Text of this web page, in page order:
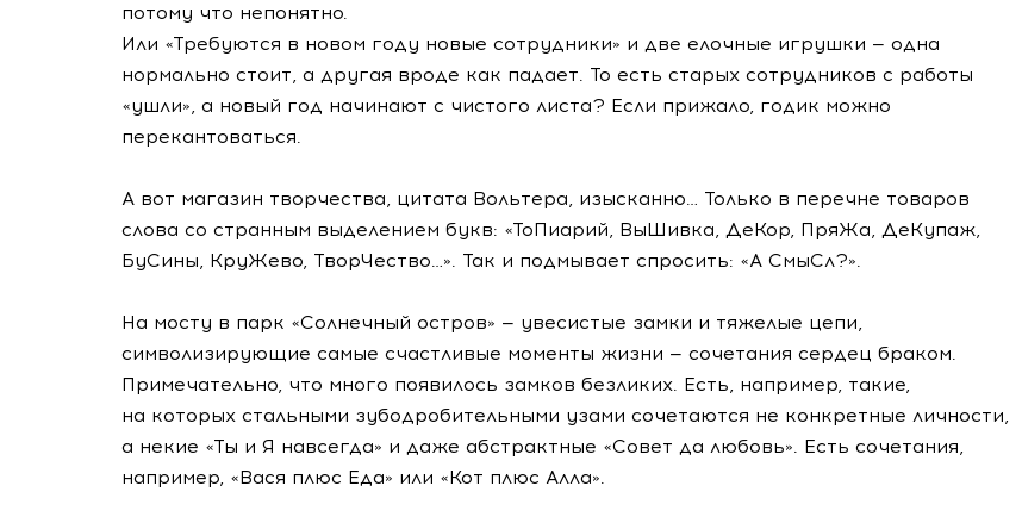
потому что непонятно.
Или «Требуются в новом году новые сотрудники» и две елочные игрушки — одна
нормально стоит, а другая вроде как падает. То есть старых сотрудников с работы
«ушли», а новый год начинают с чистого листа? Если прижало, годик можно
перекантоваться.
А вот магазин творчества, цитата Вольтера, изысканно… Только в перечне товаров
слова со странным выделением букв: «ТоПиарий, ВыШивка, ДеКор, ПряЖа, ДеКупаж,
БуСины, КруЖево, ТворЧество…». Так и подмывает спросить: «А СмыСл?».
На мосту в парк «Солнечный остров» — увесистые замки и тяжелые цепи,
символизирующие самые счастливые моменты жизни — сочетания сердец браком.
Примечательно, что много появилось замков безликих. Есть, например, такие,
на которых стальными зубодробительными узами сочетаются не конкретные личности,
а некие «Ты и Я навсегда» и даже абстрактные «Совет да любовь». Есть сочетания,
например, «Вася плюс Еда» или «Кот плюс Алла».